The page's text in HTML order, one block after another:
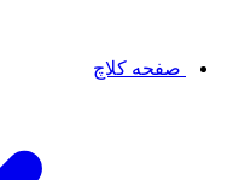
صفحه کلاچ